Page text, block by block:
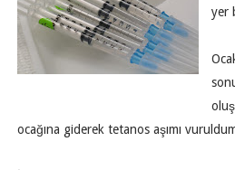
yer
ocağına giderek tetanos aşımı